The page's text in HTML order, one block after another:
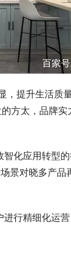
提升生活质
方太，品牌
智化应用转型
景对晓多产
行精细化运